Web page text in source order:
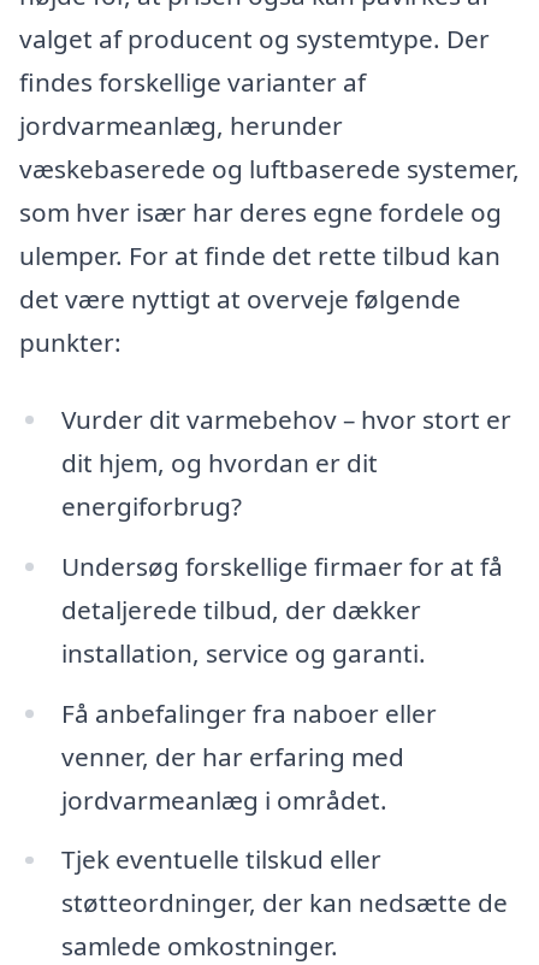
valget af producent og systemtype. Der
findes forskellige varianter af
jordvarmeanlæg, herunder
væskebaserede og luftbaserede systemer,
som hver især har deres egne fordele og
ulemper. For at finde det rette tilbud kan
det være nyttigt at overveje følgende
punkter:
Vurder dit varmebehov – hvor stort er
dit hjem, og hvordan er dit
energiforbrug?
Undersøg forskellige firmaer for at få
detaljerede tilbud, der dækker
installation, service og garanti.
Få anbefalinger fra naboer eller
venner, der har erfaring med
jordvarmeanlæg i området.
Tjek eventuelle tilskud eller
støtteordninger, der kan nedsætte de
samlede omkostninger.